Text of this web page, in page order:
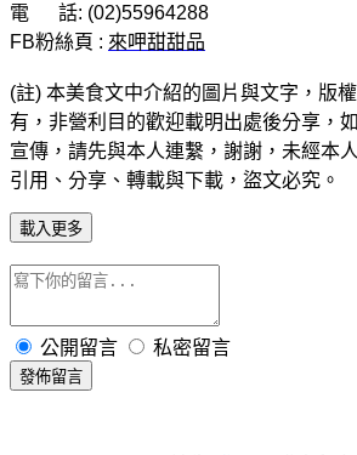
電 話: (02)55964288
FB粉絲頁 : 來呷甜甜品
(註) 本美食文中介紹的圖片與文字，版
有，非營利目的歡迎載明出處後分享，
宣傳，請先與本人連繫，謝謝，未經本
引用、分享、轉載與下載，盜文必究。
載入更多
公開留言 私密留言
發佈留言